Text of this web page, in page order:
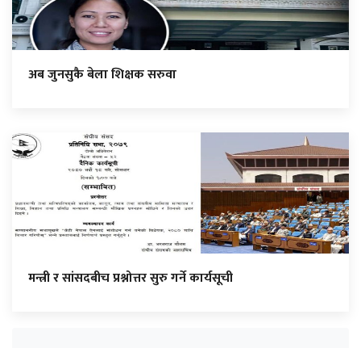
अब जुनसुकै बेला शिक्षक सरुवा
मन्त्री र सांसदबीच प्रश्नोत्तर सुरु गर्ने कार्यसूची